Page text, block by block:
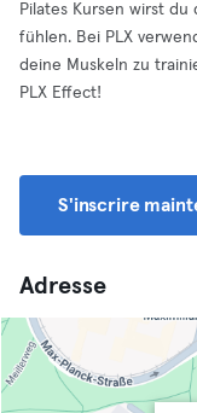
Pilates Kursen wirst
fühlen. Bei PLX
deine Muskeln zu
PLX Effect!
S'inscrire
Adresse